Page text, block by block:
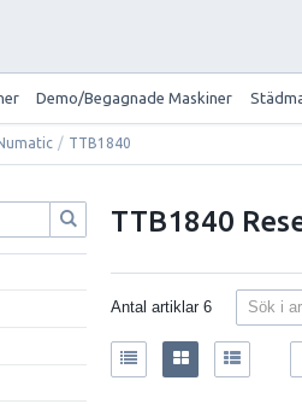
Demo/Begagnade Maskiner
/ TTB1840
TTB1840
Antal artiklar6